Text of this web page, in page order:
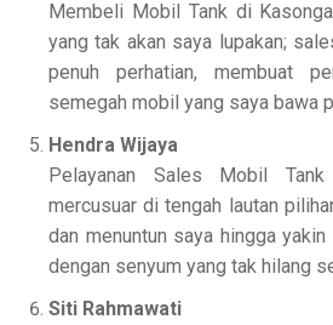
Membeli Mobil Tank di
yang tak akan saya lupakan;
penuh perhatian, membuat
semegah mobil yang saya bawa
Hendra Wijaya
Pelayanan Sales Mobil Tank
mercusuar di tengah lautan
dan menuntun saya hingga
dengan senyum yang tak hilang
Siti Rahmawati